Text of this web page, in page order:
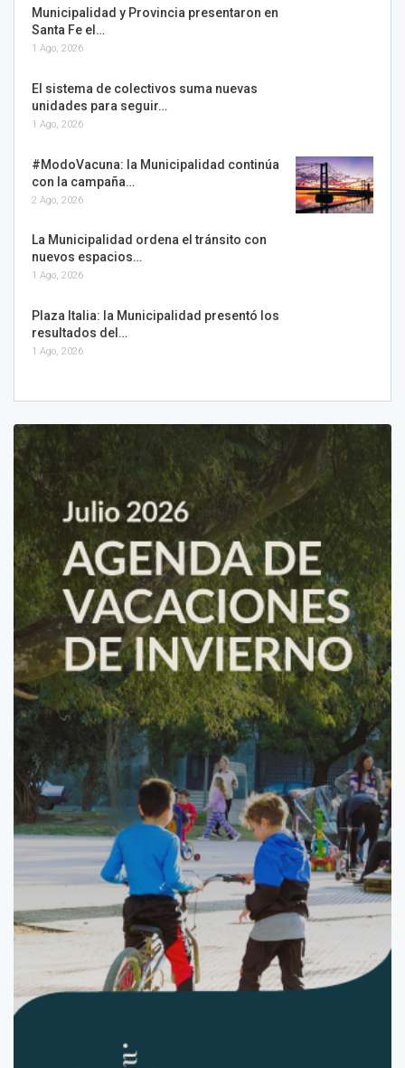
Municipalidad y Provincia presentaron en
Santa Fe el…
1 Ago, 2026
El sistema de colectivos suma nuevas
unidades para seguir…
1 Ago, 2026
#ModoVacuna: la Municipalidad continúa
con la campaña…
2 Ago, 2026
La Municipalidad ordena el tránsito con
nuevos espacios…
1 Ago, 2026
Plaza Italia: la Municipalidad presentó los
resultados del…
1 Ago, 2026